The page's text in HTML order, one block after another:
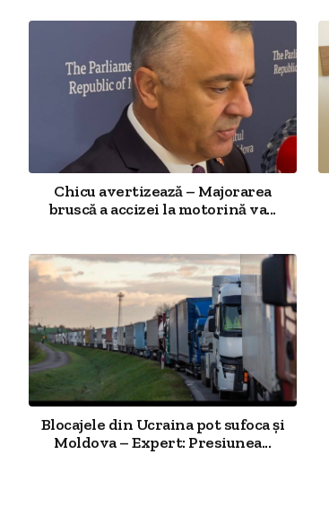
Chicu avertizează – Majorarea
bruscă a accizei la motorină va...
Blocajele din Ucraina pot sufoca și
Moldova – Expert: Presiunea...